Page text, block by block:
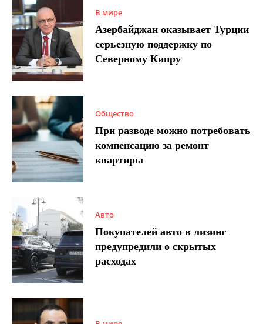
В мире
Азербайджан оказывает Турции
серьезную поддержку по
Северному Кипру
Общество
При разводе можно потребовать
компенсацию за ремонт
квартиры
Авто
Покупателей авто в лизинг
предупредили о скрытых
расходах